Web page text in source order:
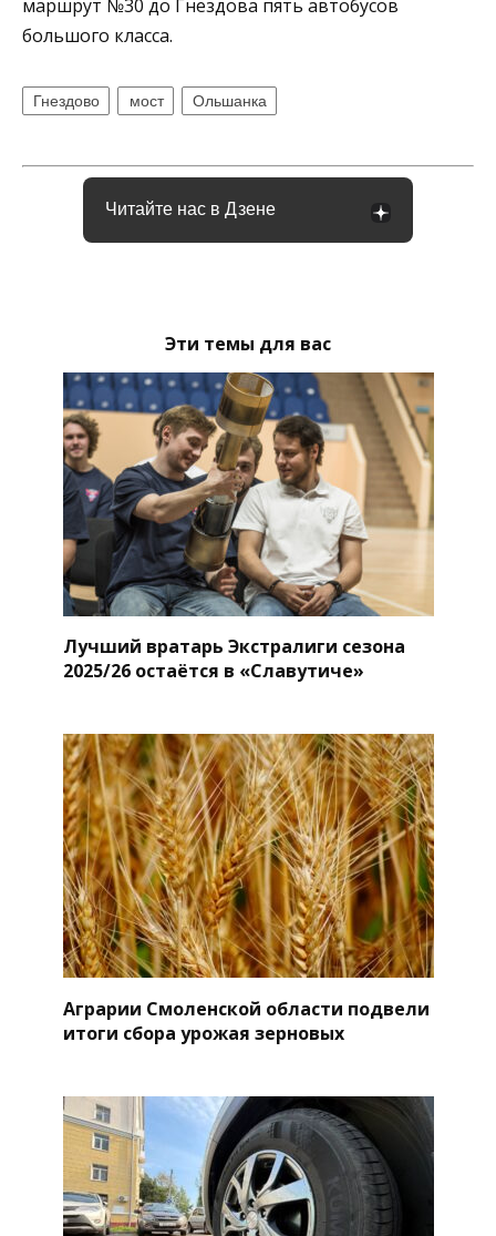
маршрут №30 до Гнездова пять автобусов
большого класса.
Гнездово мост Ольшанка
Читайте нас в Дзене
Эти темы для вас
Лучший вратарь Экстралиги сезона
2025/26 остаётся в «Славутиче»
Аграрии Смоленской области подвели
итоги сбора урожая зерновых